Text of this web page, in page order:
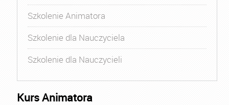
Szkolenie Animatora
Szkolenie dla Nauczyciela
Szkolenie dla Nauczycieli
Kurs Animatora